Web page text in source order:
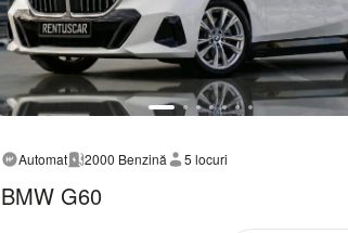
Automat 2000 Benzină 5 locuri
BMW G60